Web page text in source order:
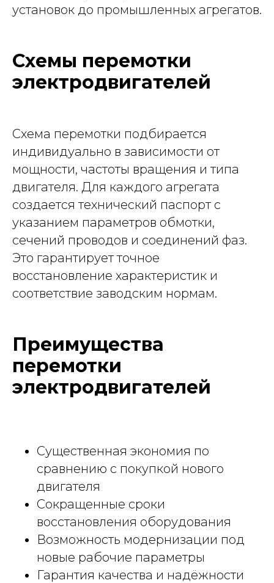
установок до промышленных агрегатов.
Схемы перемотки
электродвигателей
Схема перемотки подбирается
индивидуально в зависимости от
мощности, частоты вращения и типа
двигателя. Для каждого агрегата
создается технический паспорт с
указанием параметров обмотки,
сечений проводов и соединений фаз.
Это гарантирует точное
восстановление характеристик и
соответствие заводским нормам.
Преимущества
перемотки
электродвигателей
Существенная экономия по
сравнению с покупкой нового
двигателя
Сокращенные сроки
восстановления оборудования
Возможность модернизации под
новые рабочие параметры
Гарантия качества и надёжности
Рассчитайте стоимость
ремонта за 20 секунд